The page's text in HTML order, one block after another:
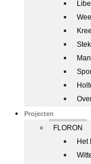
Projecten
FLORON
Het